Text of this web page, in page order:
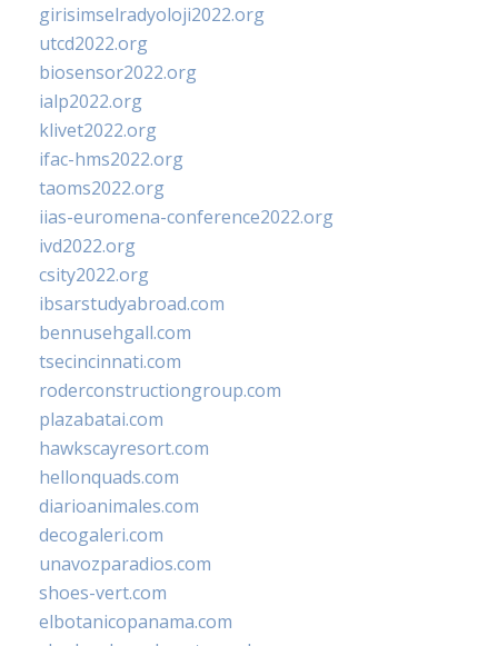
girisimselradyoloji2022.org
utcd2022.org
biosensor2022.org
ialp2022.org
klivet2022.org
ifac-hms2022.org
taoms2022.org
iias-euromena-conference2022.org
ivd2022.org
csity2022.org
ibsarstudyabroad.com
bennusehgall.com
tsecincinnati.com
roderconstructiongroup.com
plazabatai.com
hawkscayresort.com
hellonquads.com
diarioanimales.com
decogaleri.com
unavozparadios.com
shoes-vert.com
elbotanicopanama.com